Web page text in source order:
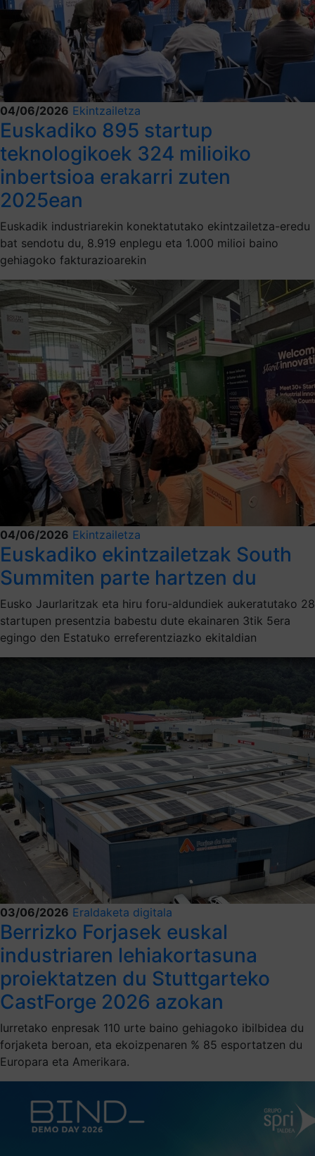
04/06/2026 Ekintzailetza
Euskadiko 895 startup
teknologikoek 324 milioiko
inbertsioa erakarri zuten
2025ean
Euskadik industriarekin konektatutako ekintzailetza-eredu
bat sendotu du, 8.919 enplegu eta 1.000 milioi baino
gehiagoko fakturazioarekin
04/06/2026 Ekintzailetza
Euskadiko ekintzailetzak South
Summiten parte hartzen du
Eusko Jaurlaritzak eta hiru foru-aldundiek aukeratutako 28
startupen presentzia babestu dute ekainaren 3tik 5era
egingo den Estatuko erreferentziazko ekitaldian
03/06/2026 Eraldaketa digitala
Berrizko Forjasek euskal
industriaren lehiakortasuna
proiektatzen du Stuttgarteko
CastForge 2026 azokan
Iurretako enpresak 110 urte baino gehiagoko ibilbidea du
forjaketa beroan, eta ekoizpenaren % 85 esportatzen du
Europara eta Amerikara.